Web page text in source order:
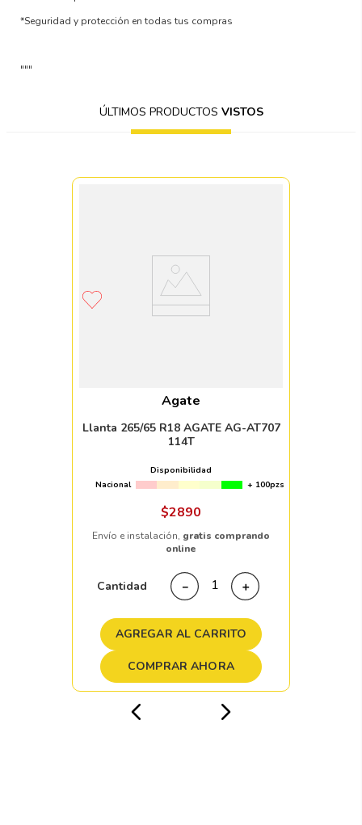
*Seguridad y protección en todas tus compras
"""
ÚLTIMOS PRODUCTOS VISTOS
Agate
Llanta 265/65 R18 AGATE AG-AT707
114T
Disponibilidad
Nacional
+ 100pzs
$2890
Envío e instalación, gratis comprando
online
Cantidad ＋
－
AGREGAR AL CARRITO
COMPRAR AHORA